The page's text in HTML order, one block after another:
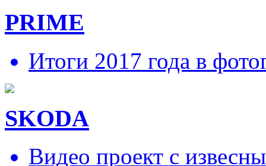
PRIME
Итоги 2017 года в
SKODA
Видео проект с